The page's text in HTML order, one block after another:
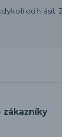
odhlásit.
zákazníky